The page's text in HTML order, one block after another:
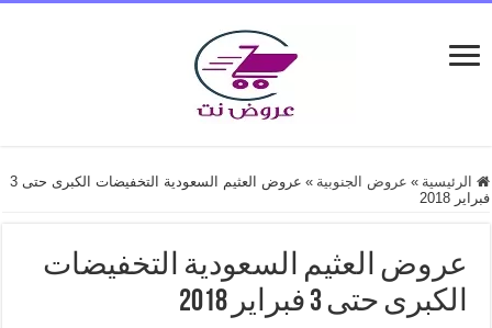
الرئيسية » عروض الجنوبية »
عروض العثيم السعودية التخفيضات الكبرى حتى 3
فبراير 2018
عروض العثيم السعودية التخفيضات
الكبرى حتى 3 فبراير 2018